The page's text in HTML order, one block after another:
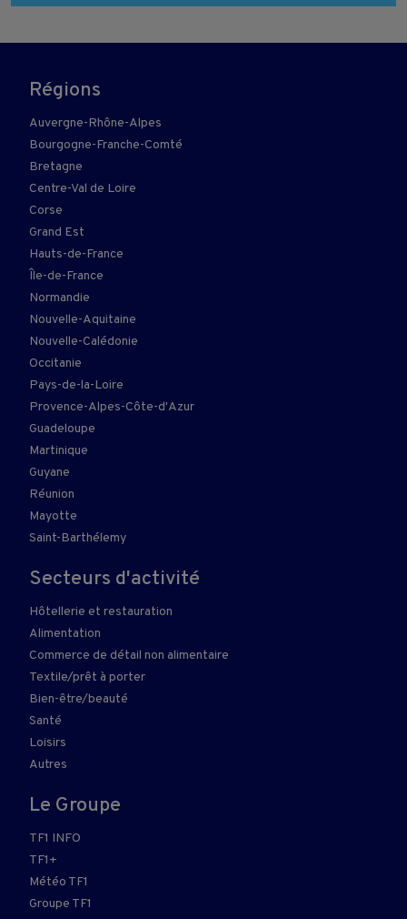
Régions
Auvergne-Rhône-Alpes
Bourgogne-Franche-Comté
Bretagne
Centre-Val de Loire
Corse
Grand Est
Hauts-de-France
Île-de-France
Normandie
Nouvelle-Aquitaine
Nouvelle-Calédonie
Occitanie
Pays-de-la-Loire
Provence-Alpes-Côte-d'Azur
Guadeloupe
Martinique
Guyane
Réunion
Mayotte
Saint-Barthélemy
Secteurs d'activité
Hôtellerie et restauration
Alimentation
Commerce de détail non alimentaire
Textile/prêt à porter
Bien-être/beauté
Santé
Loisirs
Autres
Le Groupe
TF1 INFO
TF1+
Météo TF1
Groupe TF1